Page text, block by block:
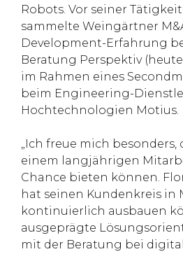
Robots. Vor seiner
sammelte Weingärtner
Development-Erfahrung
Beratung Perspektiv
im Rahmen eines
beim Engineering-
Hochtechnologien Motius.
„Ich freue mich
einem langjährigen
Chance bieten können.
hat seinen Kundenkreis in
kontinuierlich ausbauen
ausgeprägte
mit der Beratung bei